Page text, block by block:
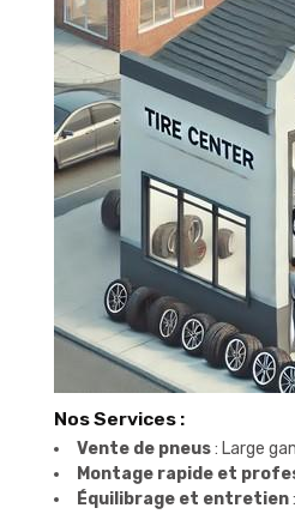
Nos Services :
Vente de pneus: Large
Montage rapide et
Équilibrage et entretien